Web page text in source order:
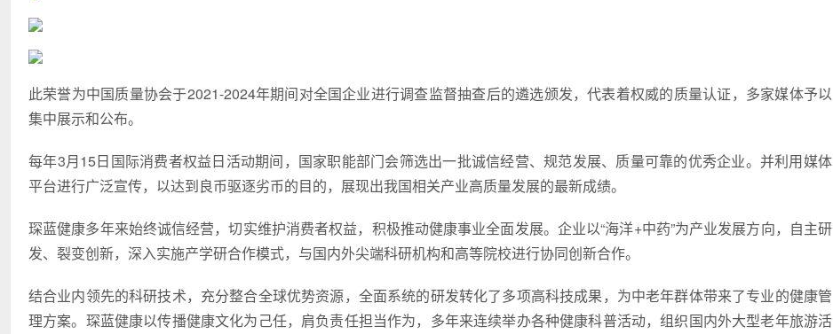
此荣誉为中国质量协会于2021-2024年期间对全国企业进行调查监督抽查后的遴选颁发，代表着权威的质量认证，多家媒体予以
集中展示和公布。
每年3月15日国际消费者权益日活动期间，国家职能部门会筛选出一批诚信经营、规范发展、质量可靠的优秀企业。并利用媒体
平台进行广泛宣传，以达到良币驱逐劣币的目的，展现出我国相关产业高质量发展的最新成绩。
琛蓝健康多年来始终诚信经营，切实维护消费者权益，积极推动健康事业全面发展。企业以“海洋+中药”为产业发展方向，自主研
发、裂变创新，深入实施产学研合作模式，与国内外尖端科研机构和高等院校进行协同创新合作。
结合业内领先的科研技术，充分整合全球优势资源，全面系统的研发转化了多项高科技成果，为中老年群体带来了专业的健康管
理方案。琛蓝健康以传播健康文化为己任，肩负责任担当作为，多年来连续举办各种健康科普活动，组织国内外大型老年旅游活